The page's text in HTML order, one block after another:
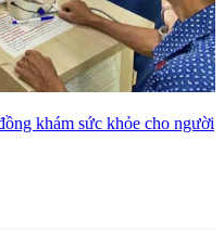
khám sức khỏe cho người